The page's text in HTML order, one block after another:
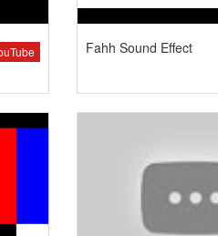
Fahh Sound Effect